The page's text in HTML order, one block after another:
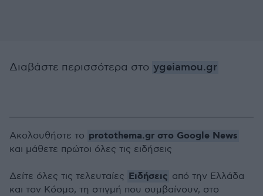
Διαβάστε περισσότερα στο ygeiamou.gr
Ακολουθήστε το protothema.gr στο Google News
και μάθετε πρώτοι όλες τις ειδήσεις
Δείτε όλες τις τελευταίες Ειδήσεις από την Ελλάδα
και τον Κόσμο, τη στιγμή που συμβαίνουν, στο